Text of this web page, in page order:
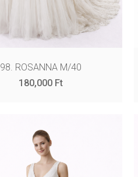
98. ROSANNA M/40
180,000 Ft